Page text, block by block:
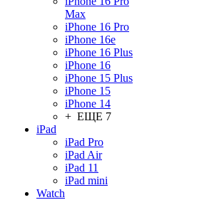
Max
iPhone 16 Pro
iPhone 16e
iPhone 16 Plus
iPhone 16
iPhone 15 Plus
iPhone 15
iPhone 14
+ ЕЩЕ 7
iPad
iPad Pro
iPad Air
iPad 11
iPad mini
Watch